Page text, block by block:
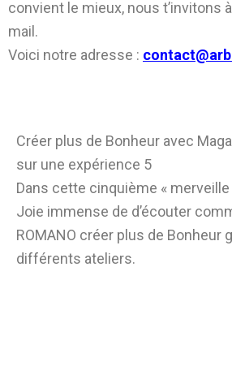
convient le mieux, nous t’invitons
mail.
Voici notre adresse :
Créer plus de Bonheur avec
sur une expérience 5
Dans cette cinquième « merveille
Joie immense de d’écouter
ROMANO créer plus de Bonheur
différents ateliers.